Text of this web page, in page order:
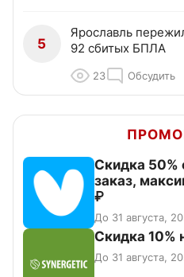
5
Ярославль
92 сбитых БПЛА
23 Обсудить
Скидка 50%
заказ,
₽
До 31 августа,
Скидка 10%
До 31 августа,